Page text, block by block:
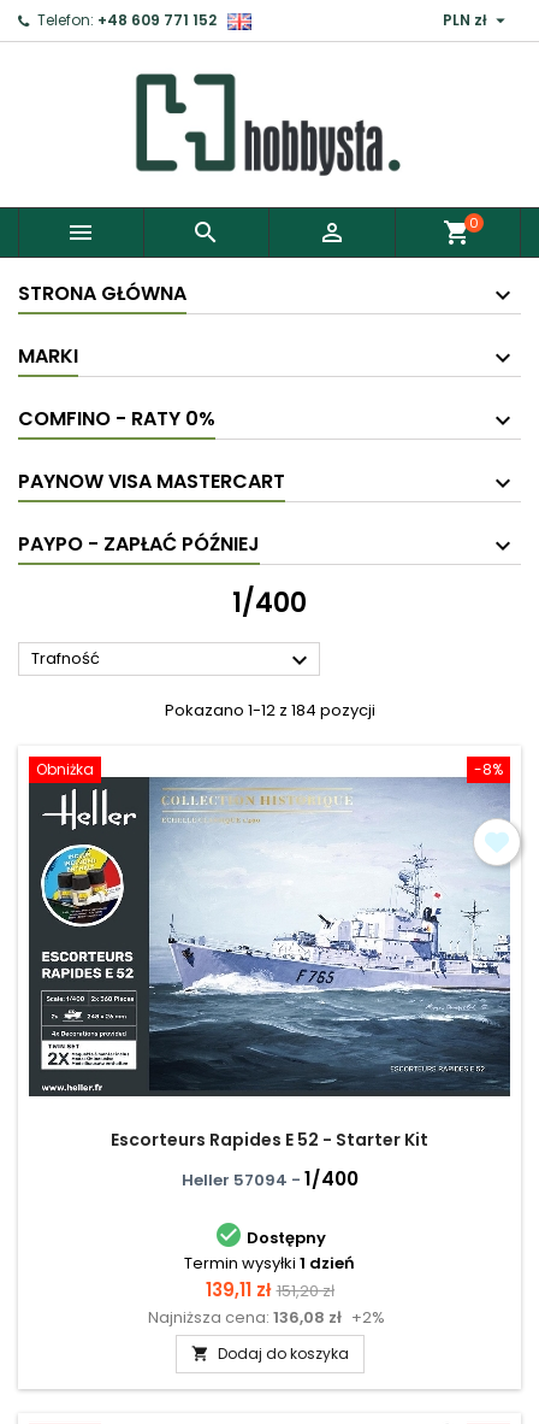
Telefon: +48 609 771 152 PLN zł 
   shopping_cart0
STRONA GŁÓWNA
MARKI
COMFINO - RATY 0%
PAYNOW VISA MASTERCART
PAYPO - ZAPŁAĆ PÓŹNIEJ
1/400
Trafność 
Pokazano 1-12 z 184 pozycji
-8%
Obniżka
Escorteurs Rapides E 52 - Starter Kit
Heller 57094 - 1/400
 Dostępny
Termin wysyłki 1 dzień
Cena
139,11 zł Cena
podstawowa
151,20 zł
Najniższa cena: 136,08 zł +2%
 Dodaj do koszyka
Zaloguj ×
Aby zapisać produkty do Schowka, musisz się
Anuluj Zaloguj